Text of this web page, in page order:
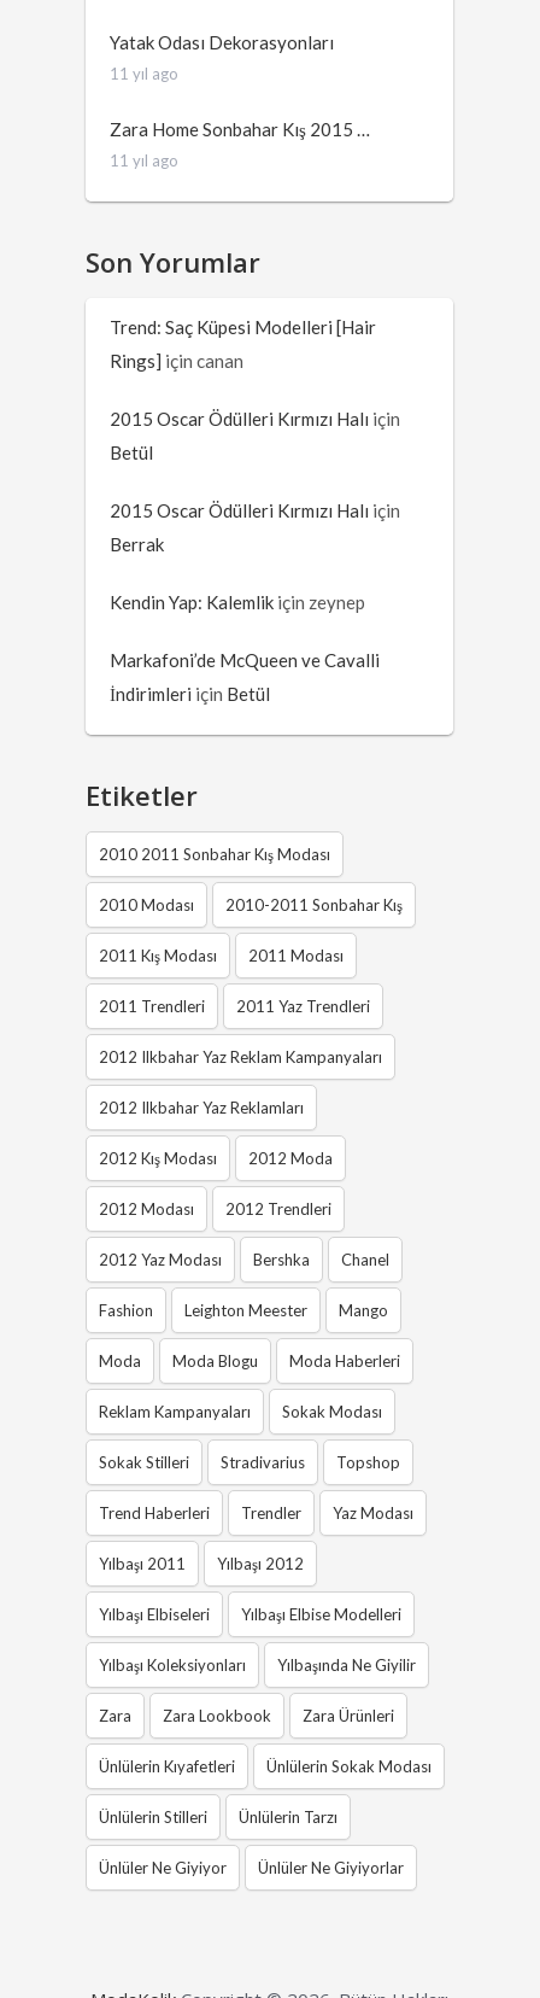
Yatak Odası Dekorasyonları
11 yıl ago
Zara Home Sonbahar Kış 2015 …
11 yıl ago
Son Yorumlar
Trend: Saç Küpesi Modelleri [Hair
Rings] içincanan
2015 Oscar Ödülleri Kırmızı Halı için
Betül
2015 Oscar Ödülleri Kırmızı Halı için
Berrak
Kendin Yap: Kalemlik için zeynep
Markafoni’de McQueen ve Cavalli
İndirimleri için Betül
Etiketler
2010 2011 Sonbahar Kış Modası
2010 Modası 2010-2011 Sonbahar Kış
2011 Kış Modası 2011 Modası
2011 Trendleri 2011 Yaz Trendleri
2012 Ilkbahar Yaz Reklam Kampanyaları
2012 Ilkbahar Yaz Reklamları
2012 Kış Modası 2012 Moda
2012 Modası 2012 Trendleri
2012 Yaz Modası Bershka Chanel
Fashion Leighton Meester Mango
Moda Moda Blogu Moda Haberleri
Reklam Kampanyaları Sokak Modası
Sokak Stilleri Stradivarius Topshop
Trend Haberleri Trendler Yaz Modası
Yılbaşı 2011 Yılbaşı 2012
Yılbaşı Elbiseleri Yılbaşı Elbise Modelleri
Yılbaşı Koleksiyonları Yılbaşında Ne Giyilir
Zara Zara Lookbook Zara Ürünleri
Ünlülerin Kıyafetleri Ünlülerin Sokak Modası
Ünlülerin Stilleri Ünlülerin Tarzı
Ünlüler Ne Giyiyor Ünlüler Ne Giyiyorlar